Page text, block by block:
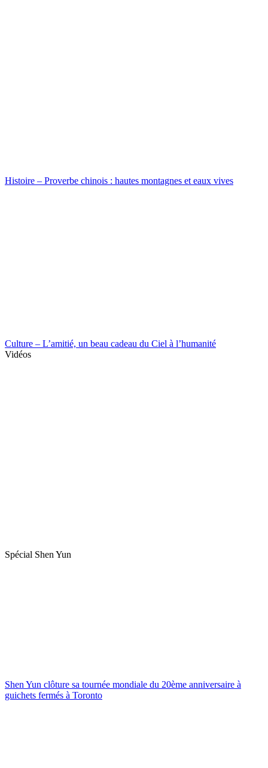
Histoire – Proverbe chinois : hautes montagnes et eaux vives
Culture – L’amitié, un beau cadeau du Ciel à l’humanité
Vidéos
Spécial Shen Yun
Shen Yun clôture sa tournée mondiale du 20ème anniversaire à
guichets fermés à Toronto